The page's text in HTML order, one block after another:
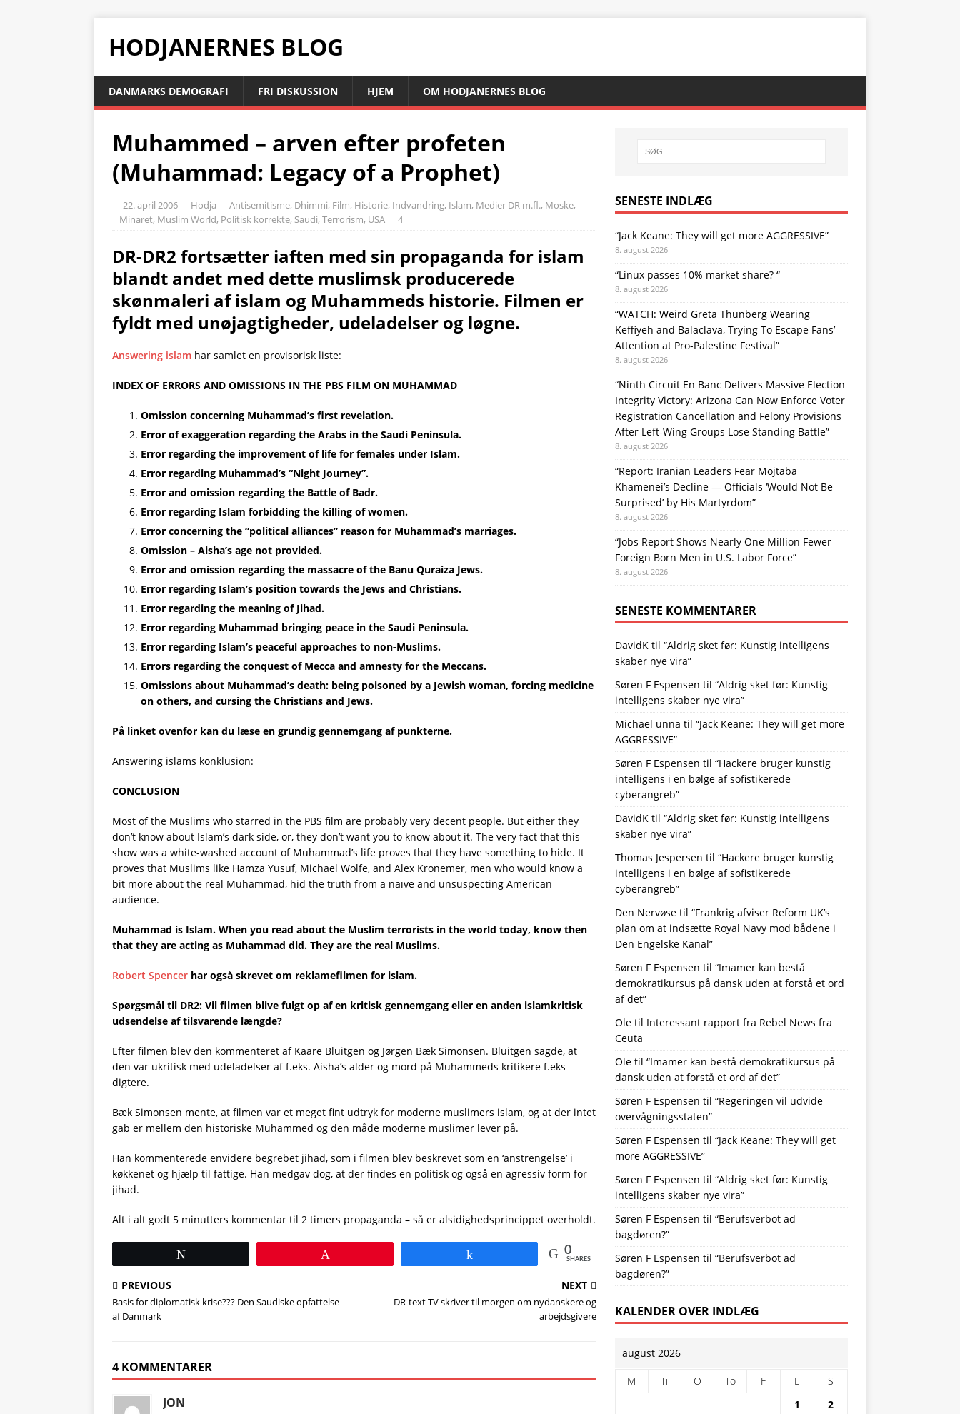
HODJANERNES BLOG
DANMARKS DEMOGRAFI FRI DISKUSSION HJEM OM HODJANERNES BLOG
Muhammed – arven efter profeten
(Muhammad: Legacy of a Prophet)
22. april 2006 Hodja Antisemitisme, Dhimmi, Film, Historie, Indvandring, Islam, Medier DR m.fl., Moske,
Minaret, Muslim World, Politisk korrekte, Saudi, Terrorism, USA 4
DR-DR2 fortsætter iaften med sin propaganda for islam
blandt andet med dette muslimsk producerede
skønmaleri af islam og Muhammeds historie. Filmen er
fyldt med unøjagtigheder, udeladelser og løgne.
Answering islam har samlet en provisorisk liste:
INDEX OF ERRORS AND OMISSIONS IN THE PBS FILM ON MUHAMMAD
Omission concerning Muhammad’s first revelation.
Error of exaggeration regarding the Arabs in the Saudi Peninsula.
Error regarding the improvement of life for females under Islam.
Error regarding Muhammad’s “Night Journey”.
Error and omission regarding the Battle of Badr.
Error regarding Islam forbidding the killing of women.
Error concerning the “political alliances” reason for Muhammad’s marriages.
Omission – Aisha’s age not provided.
Error and omission regarding the massacre of the Banu Quraiza Jews.
Error regarding Islam’s position towards the Jews and Christians.
Error regarding the meaning of Jihad.
Error regarding Muhammad bringing peace in the Saudi Peninsula.
Error regarding Islam’s peaceful approaches to non-Muslims.
Errors regarding the conquest of Mecca and amnesty for the Meccans.
Omissions about Muhammad’s death: being poisoned by a Jewish woman, forcing medicine
on others, and cursing the Christians and Jews.
På linket ovenfor kan du læse en grundig gennemgang af punkterne.
Answering islams konklusion:
CONCLUSION
Most of the Muslims who starred in the PBS film are probably very decent people. But either they
don’t know about Islam’s dark side, or, they don’t want you to know about it. The very fact that this
show was a white-washed account of Muhammad’s life proves that they have something to hide. It
proves that Muslims like Hamza Yusuf, Michael Wolfe, and Alex Kronemer, men who would know a
bit more about the real Muhammad, hid the truth from a naïve and unsuspecting American
audience.
Muhammad is Islam. When you read about the Muslim terrorists in the world today, know then
that they are acting as Muhammad did. They are the real Muslims.
Robert Spencer har også skrevet om reklamefilmen for islam.
Spørgsmål til DR2: Vil filmen blive fulgt op af en kritisk gennemgang eller en anden islamkritisk
udsendelse af tilsvarende længde?
Efter filmen blev den kommenteret af Kaare Bluitgen og Jørgen Bæk Simonsen. Bluitgen sagde, at
den var ukritisk med udeladelser af f.eks. Aisha’s alder og mord på Muhammeds kritikere f.eks
digtere.
Bæk Simonsen mente, at filmen var et meget fint udtryk for moderne muslimers islam, og at der intet
gab er mellem den historiske Muhammed og den måde moderne muslimer lever på.
Han kommenterede envidere begrebet jihad, som i filmen blev beskrevet som en ‘anstrengelse’ i
køkkenet og hjælp til fattige. Han medgav dog, at der findes en politisk og også en agressiv form for
jihad.
Alt i alt godt 5 minutters kommentar til 2 timers propaganda – så er alsidighedsprincippet overholdt.
0
SHARES
PREVIOUS
Basis for diplomatisk krise??? Den Saudiske opfattelse
af Danmark
NEXT
DR-text TV skriver til morgen om nydanskere og
arbejdsgivere
4 KOMMENTARER
JON
SENESTE INDLÆG
“Jack Keane: They will get more AGGRESSIVE”
8. august 2026
“Linux passes 10% market share? “
8. august 2026
“WATCH: Weird Greta Thunberg Wearing
Keffiyeh and Balaclava, Trying To Escape Fans’
Attention at Pro-Palestine Festival”
8. august 2026
“Ninth Circuit En Banc Delivers Massive Election
Integrity Victory: Arizona Can Now Enforce Voter
Registration Cancellation and Felony Provisions
After Left-Wing Groups Lose Standing Battle”
8. august 2026
“Report: Iranian Leaders Fear Mojtaba
Khamenei’s Decline — Officials ‘Would Not Be
Surprised’ by His Martyrdom”
8. august 2026
“Jobs Report Shows Nearly One Million Fewer
Foreign Born Men in U.S. Labor Force”
8. august 2026
SENESTE KOMMENTARER
DavidKtil “Aldrig sket før: Kunstig intelligens
skaber nye vira”
Søren F Espensen til “Aldrig sket før: Kunstig
intelligens skaber nye vira”
Michael unna til “Jack Keane: They will get more
AGGRESSIVE”
Søren F Espensen til “Hackere bruger kunstig
intelligens i en bølge af sofistikerede
cyberangreb”
DavidKtil “Aldrig sket før: Kunstig intelligens
skaber nye vira”
Thomas Jespersen til “Hackere bruger kunstig
intelligens i en bølge af sofistikerede
cyberangreb”
Den Nervøsetil “Frankrig afviser Reform UK’s
plan om at indsætte Royal Navy mod bådene i
Den Engelske Kanal”
Søren F Espensen til “Imamer kan bestå
demokratikursus på dansk uden at forstå et ord
af det”
Oletil Interessant rapport fra Rebel News fra
Ceuta
Oletil “Imamer kan bestå demokratikursus på
dansk uden at forstå et ord af det”
Søren F Espensen til “Regeringen vil udvide
overvågningsstaten”
Søren F Espensen til “Jack Keane: They will get
more AGGRESSIVE”
Søren F Espensen til “Aldrig sket før: Kunstig
intelligens skaber nye vira”
Søren F Espensen til “Berufsverbot ad
bagdøren?”
Søren F Espensen til “Berufsverbot ad
bagdøren?”
KALENDER OVER INDLÆG
august 2026
M Ti O To F L
S
1
2